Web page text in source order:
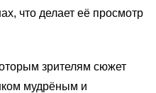
что делает её просмотр
зрителям сюжет
мудрёным и